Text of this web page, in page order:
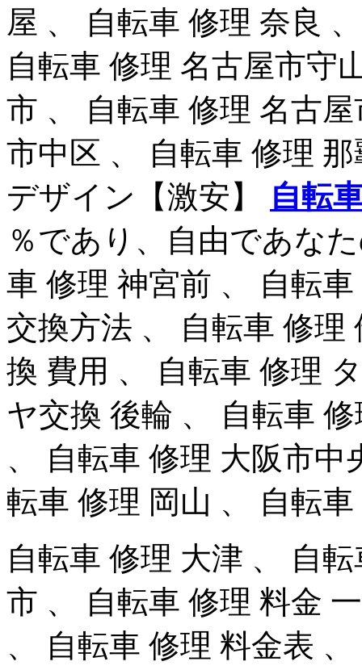
屋 、 自転車 修理 奈良
自転車 修理 名古屋市守
市 、 自転車 修理 名古
市中区 、 自転車 修理
デザイン【激安】
自転
％であり、自由であな
車 修理 神宮前 、 自転
交換方法 、 自転車 修理
換 費用 、 自転車 修理
ヤ交換 後輪 、 自転車
、 自転車 修理 大阪市中
転車 修理 岡山 、 自転
自転車 修理 大津 、 自
市 、 自転車 修理 料金
、 自転車 修理 料金表